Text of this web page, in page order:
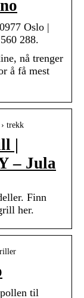
Oslo |
288.
nå trenger
å få mest
trekk
|
– Jula
Finn
her.
til